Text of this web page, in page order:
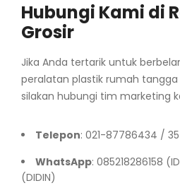
Hubungi Kami di
Grosir
Jika Anda tertarik untuk
peralatan plastik rumah tangga
silakan hubungi tim marketing
Telepon: 021-87786434 /
WhatsApp: 085218286158
(DIDIN)